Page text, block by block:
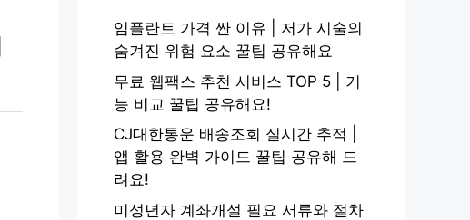
임플란트 가격 싼 이유 | 저가 시술의
숨겨진 위험 요소 꿀팁 공유해요
무료 웹팩스 추천 서비스 TOP 5 | 기
능 비교 꿀팁 공유해요!
CJ대한통운 배송조회 실시간 추적 |
앱 활용 완벽 가이드 꿀팁 공유해 드
려요!
미성년자 계좌개설 필요 서류와 절차